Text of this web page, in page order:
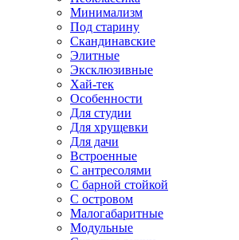
Минимализм
Под старину
Скандинавские
Элитные
Эксклюзивные
Хай-тек
Особенности
Для студии
Для хрущевки
Для дачи
Встроенные
С антресолями
С барной стойкой
С островом
Малогабаритные
Модульные